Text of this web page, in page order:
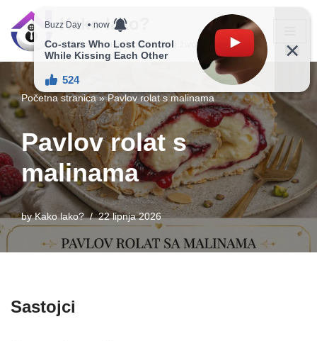
Skip
content
Kako lako?
Vaš vodič ka jednostavnijem životu!
Početna stranica»Pavlov rolat s malinama
Pavlov rolat s
malinama
byKako lako? 22 lipnja 2026
Sastojci